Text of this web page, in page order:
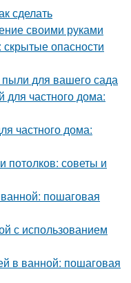
сделать
своими руками
опасности
для вашего сада
частного дома:
частного дома:
потолков: советы и
пошаговая
с использованием
в ванной: пошаговая